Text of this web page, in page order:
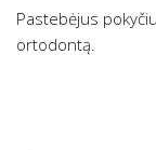
Pastebėjus
ortodontą.